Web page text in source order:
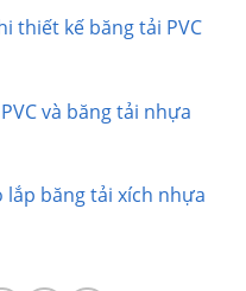
thiết kế băng tải PVC
và băng tải nhựa
băng tải xích nhựa